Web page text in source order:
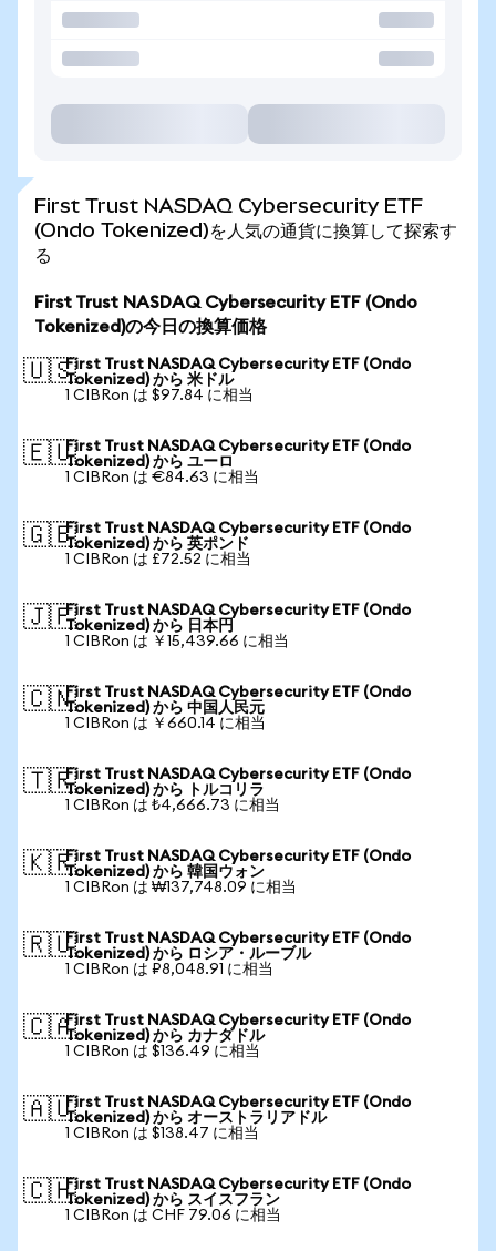
First Trust NASDAQ Cybersecurity ETF
(Ondo Tokenized)を人気の通貨に換算して探索す
る
First Trust NASDAQ Cybersecurity ETF (Ondo
Tokenized)の今日の換算価格
🇺🇸First Trust NASDAQ Cybersecurity ETF (Ondo
Tokenized) から 米ドル
1 CIBRon は $97.84 に相当
🇪🇺First Trust NASDAQ Cybersecurity ETF (Ondo
Tokenized) から ユーロ
1 CIBRon は €84.63 に相当
🇬🇧First Trust NASDAQ Cybersecurity ETF (Ondo
Tokenized) から 英ポンド
1 CIBRon は £72.52 に相当
🇯🇵First Trust NASDAQ Cybersecurity ETF (Ondo
Tokenized) から 日本円
1 CIBRon は ￥15,439.66 に相当
🇨🇳First Trust NASDAQ Cybersecurity ETF (Ondo
Tokenized) から 中国人民元
1 CIBRon は ￥660.14 に相当
🇹🇷First Trust NASDAQ Cybersecurity ETF (Ondo
Tokenized) から トルコリラ
1 CIBRon は ₺4,666.73 に相当
🇰🇷First Trust NASDAQ Cybersecurity ETF (Ondo
Tokenized) から 韓国ウォン
1 CIBRon は ₩137,748.09 に相当
🇷🇺First Trust NASDAQ Cybersecurity ETF (Ondo
Tokenized) から ロシア・ルーブル
1 CIBRon は ₽8,048.91 に相当
🇨🇦First Trust NASDAQ Cybersecurity ETF (Ondo
Tokenized) から カナダドル
1 CIBRon は $136.49 に相当
🇦🇺First Trust NASDAQ Cybersecurity ETF (Ondo
Tokenized) から オーストラリアドル
1 CIBRon は $138.47 に相当
🇨🇭First Trust NASDAQ Cybersecurity ETF (Ondo
Tokenized) から スイスフラン
1 CIBRon は CHF 79.06 に相当